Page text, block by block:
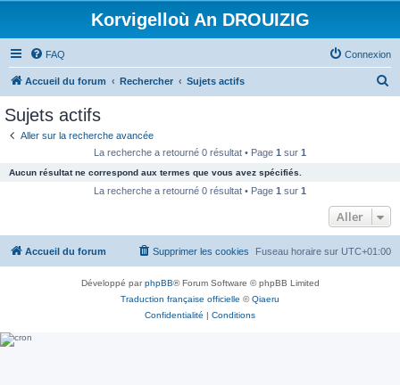
Korvigelloù An DROUIZIG
FAQ Connexion
Accueil du forum Rechercher Sujets actifs
c
e
Sujets actifs
Aller sur la recherche avancée
La recherche a retourné 0 résultat • Page 1 sur 1
Aucun résultat ne correspond aux termes que vous avez spécifiés.
La recherche a retourné 0 résultat • Page 1 sur 1
Aller
Accueil du forum Fuseau horaire sur UTC+01:00
Supprimer les cookies
Développé parphpBB® Forum Software © phpBB Limited
Traduction française officielle ©Qiaeru
Confidentialité | Conditions